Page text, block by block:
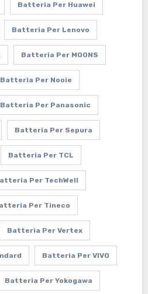
Batteria Per Huawei
Batteria Per Lenovo
Batteria Per MOONS
Batteria Per Nooie
Batteria Per Panasonic
Batteria Per Sepura
Batteria Per TCL
Per TechWell
Per Tineco
Batteria Per Vertex
Batteria Per VIVO
Batteria Per Yokogawa